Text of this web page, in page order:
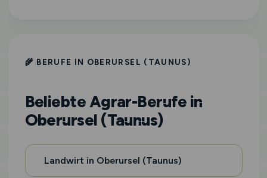
🌾 BERUFE IN OBERURSEL (TAUNUS)
Beliebte Agrar-Berufe in
Oberursel (Taunus)
Landwirt in Oberursel (Taunus)